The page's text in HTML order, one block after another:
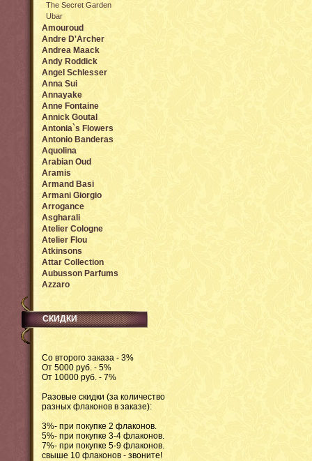
The Secret Garden
Ubar
Amouroud
Andre D'Archer
Andrea Maack
Andy Roddick
Angel Sсhlesser
Anna Sui
Annayake
Anne Fontaine
Annick Goutal
Antonia`s Flowers
Antonio Banderas
Aquolina
Arabian Oud
Aramis
Armand Basi
Armani Giorgio
Arrogance
Asgharali
Atelier Cologne
Atelier Flou
Atkinsons
Attar Collection
Aubusson Parfums
Azzaro
СКИДКИ
Со второго заказа - 3%
От 5000 руб. - 5%
От 10000 руб. - 7%
Разовые скидки (за количество
разных флаконов в заказе):
3%- при покупке 2 флаконов.
5%- при покупке 3-4 флаконов.
7%- при покупке 5-9 флаконов.
свыше 10 флаконов - звоните!